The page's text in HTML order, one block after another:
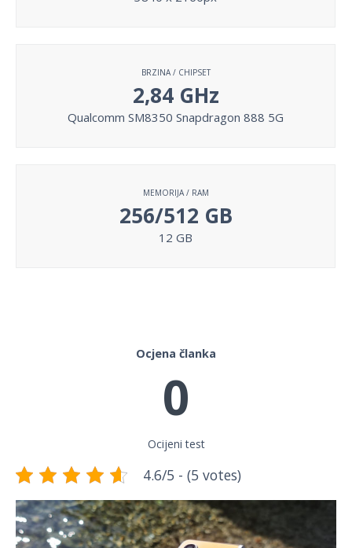
BRZINA / CHIPSET
2,84 GHz
Qualcomm SM8350 Snapdragon 888 5G
MEMORIJA / RAM
256/512 GB
12 GB
Ocjena članka
0
Ocijeni test
4.6/5 - (5 votes)